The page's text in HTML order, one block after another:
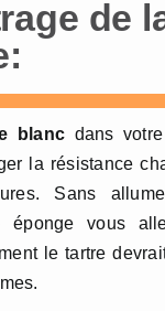
de
blanc dans
la résistance
Sans
éponge vous
le tartre